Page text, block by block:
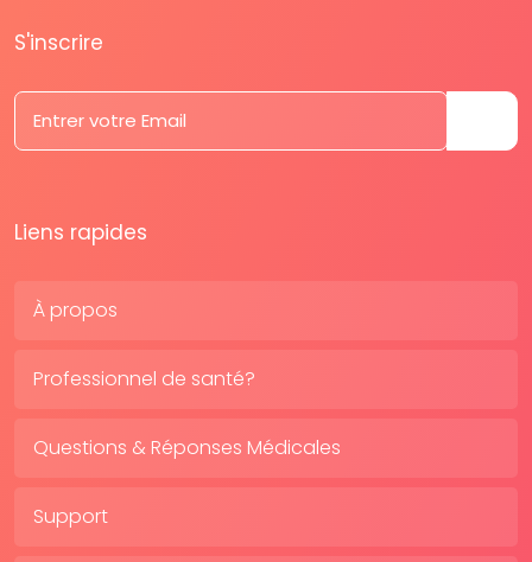
S'inscrire
Liens rapides
À propos
Professionnel de santé?
Questions & Réponses Médicales
Support